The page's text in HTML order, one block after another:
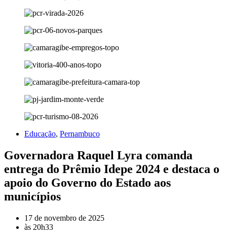
Educação, Pernambuco
Governadora Raquel Lyra comanda
entrega do Prêmio Idepe 2024 e destaca o
apoio do Governo do Estado aos
municípios
17 de novembro de 2025
às 20h33